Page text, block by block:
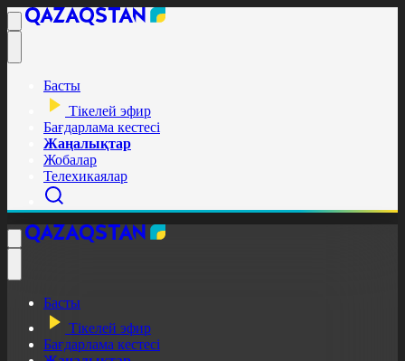
Басты
Тікелей эфир
Бағдарлама кестесі
Жаңалықтар
Жобалар
Телехикаялар
Басты
Тікелей эфир
Бағдарлама кестесі